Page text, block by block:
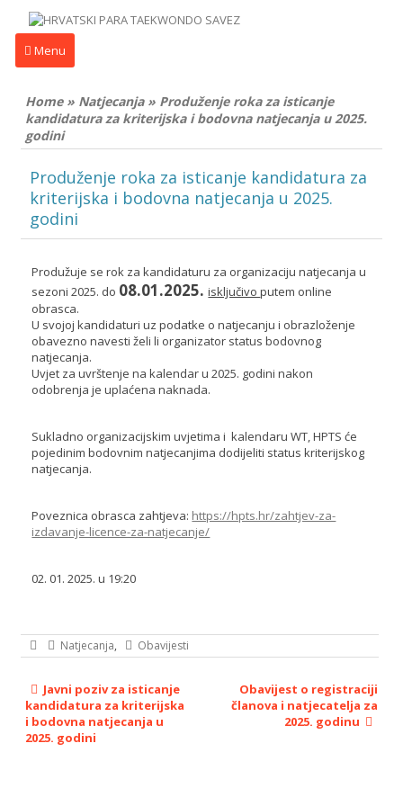
Menu
Home» Natjecanja» Produženje roka za isticanje
kandidatura za kriterijska i bodovna natjecanja u 2025.
godini
Produženje roka za isticanje kandidatura za
kriterijska i bodovna natjecanja u 2025.
godini
Produžuje se rok za kandidaturu za organizaciju natjecanja u
sezoni 2025. do 08.01.2025.isključivoputem online
obrasca.
U svojoj kandidaturi uz podatke o natjecanju i obrazloženje
obavezno navesti želi li organizator status bodovnog
natjecanja.
Uvjet za uvrštenje na kalendar u 2025. godini nakon
odobrenja je uplaćena naknada.
Sukladno organizacijskim uvjetima i kalendaru WT, HPTS će
pojedinim bodovnim natjecanjima dodijeliti status kriterijskog
natjecanja.
Poveznica obrasca zahtjeva: https://hpts.hr/zahtjev-za-
izdavanje-licence-za-natjecanje/
02. 01. 2025. u 19:20
Natjecanja, Obavijesti
Javni poziv za isticanje
kandidatura za kriterijska
i bodovna natjecanja u
2025. godini
Obavijest o registraciji
članova i natjecatelja za
2025. godinu